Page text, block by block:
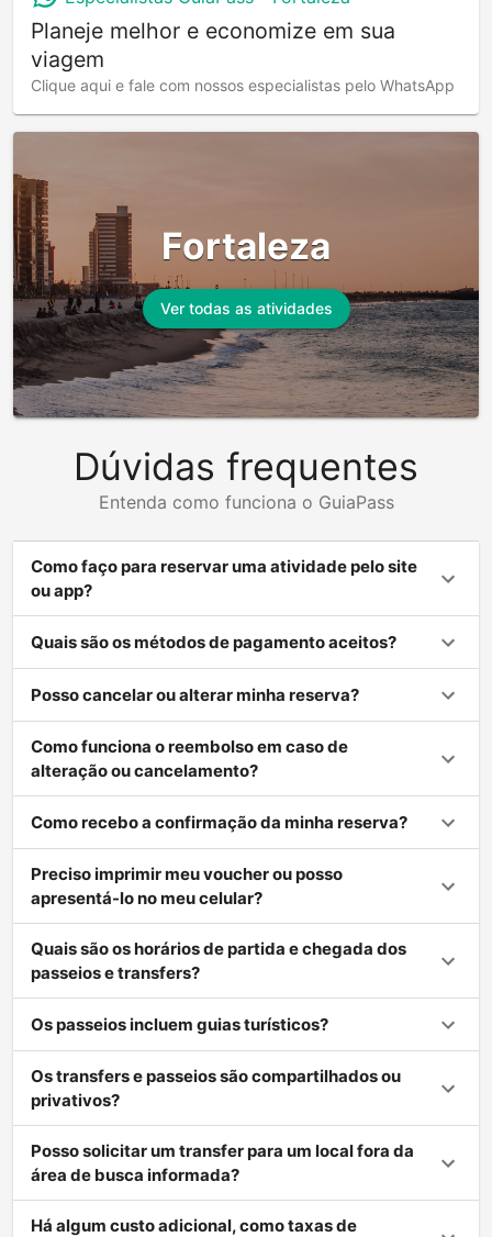
Planeje melhor e economize em sua
viagem
Clique aqui e fale com nossos especialistas pelo WhatsApp
Fortaleza
Ver todas as atividades
Dúvidas frequentes
Entenda como funciona o GuiaPass
Como faço para reservar uma atividade pelo site
ou app?
Quais são os métodos de pagamento aceitos?
Posso cancelar ou alterar minha reserva?
Como funciona o reembolso em caso de
alteração ou cancelamento?
Como recebo a confirmação da minha reserva?
Preciso imprimir meu voucher ou posso
apresentá-lo no meu celular?
Quais são os horários de partida e chegada dos
passeios e transfers?
Os passeios incluem guias turísticos?
Os transfers e passeios são compartilhados ou
privativos?
Posso solicitar um transfer para um local fora da
área de busca informada?
Há algum custo adicional, como taxas de